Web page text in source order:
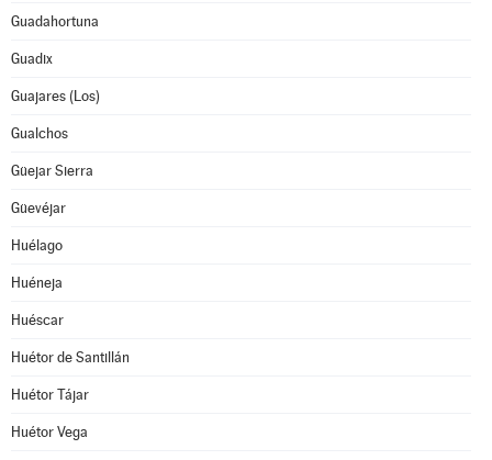
Guadahortuna
Guadix
Guajares (Los)
Gualchos
Güejar Sierra
Güevéjar
Huélago
Huéneja
Huéscar
Huétor de Santillán
Huétor Tájar
Huétor Vega